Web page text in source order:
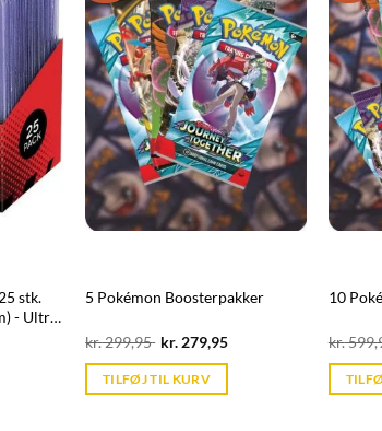
stk.
- Ultra
5 Pokémon Boosterpakker
kr.299,95 Original
was:
kr. 299,95.
kr.279,95Current
TILFØJ TIL KURV
10
kr.